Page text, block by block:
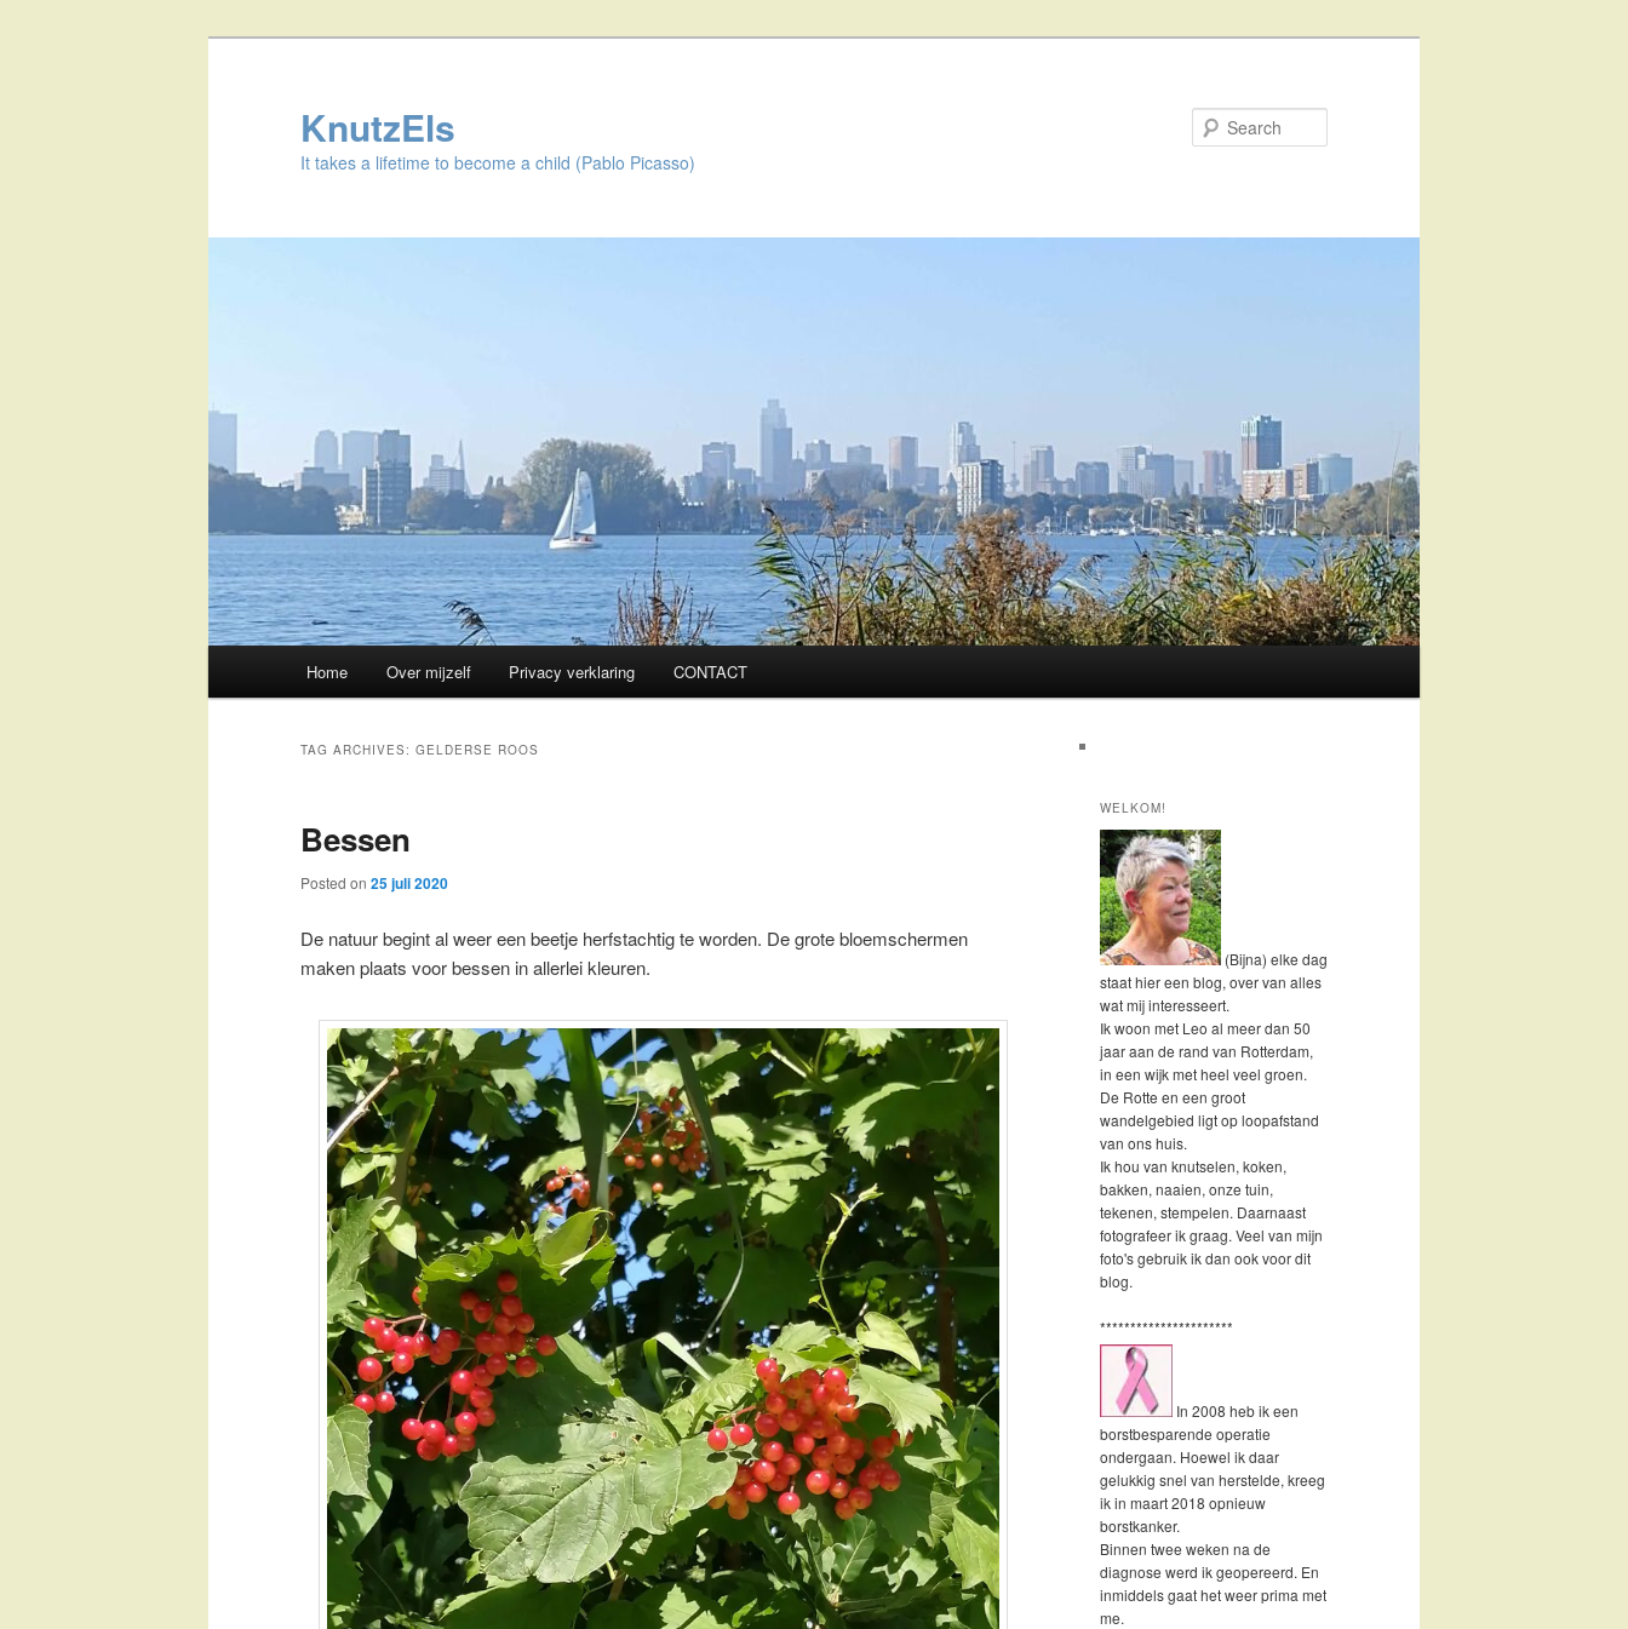
KnutzEls
It takes a lifetime to become a child (Pablo Picasso)
Skip
content
Skip
content
Home Over mijzelf Privacy verklaring CONTACT
TAG ARCHIVES: GELDERSE ROOS
Bessen
Posted on 25 juli 2020
De natuur begint al weer een beetje herfstachtig te worden. De grote bloemschermen
maken plaats voor bessen in allerlei kleuren.
WELKOM!
(Bijna) elke dag
staat hier een blog, over van alles
wat mij interesseert.
Ik woon met Leo al meer dan 50
jaar aan de rand van Rotterdam,
in een wijk met heel veel groen.
De Rotte en een groot
wandelgebied ligt op loopafstand
van ons huis.
Ik hou van knutselen, koken,
bakken, naaien, onze tuin,
tekenen, stempelen. Daarnaast
fotografeer ik graag. Veel van mijn
foto's gebruik ik dan ook voor dit
blog.
**********************
In 2008 heb ik een
borstbesparende operatie
ondergaan. Hoewel ik daar
gelukkig snel van herstelde, kreeg
ik in maart 2018 opnieuw
borstkanker.
Binnen twee weken na de
diagnose werd ik geopereerd. En
inmiddels gaat het weer prima met
me.